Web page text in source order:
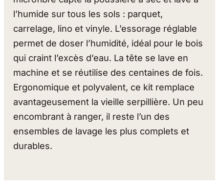
l’humide sur tous les sols : parquet,
carrelage, lino et vinyle. L’essorage réglable
permet de doser l’humidité, idéal pour le bois
qui craint l’excès d’eau. La tête se lave en
machine et se réutilise des centaines de fois.
Ergonomique et polyvalent, ce kit remplace
avantageusement la vieille serpillière. Un peu
encombrant à ranger, il reste l’un des
ensembles de lavage les plus complets et
durables.